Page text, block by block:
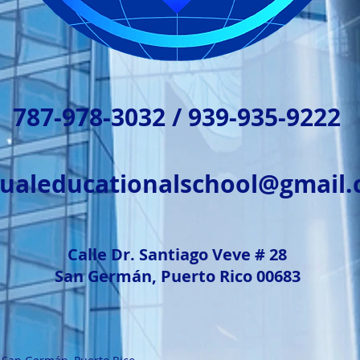
787-978-3032 / 939-935-9222
Calle Dr. Santiago Veve # 28
San Germán, Puerto Rico 00683